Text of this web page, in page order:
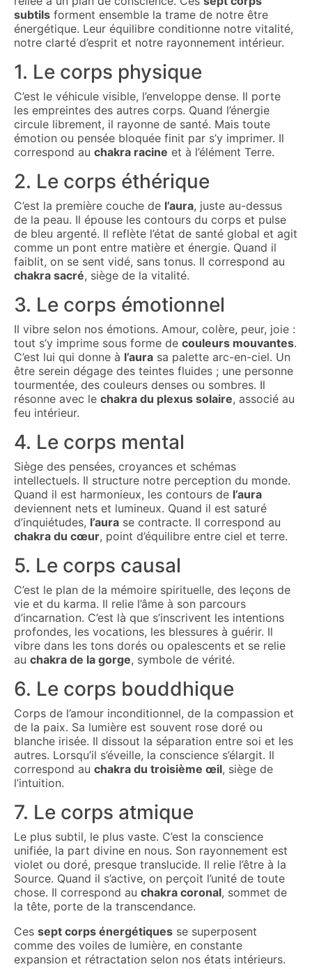
subtils forment ensemble la trame de notre être
énergétique. Leur équilibre conditionne notre vitalité,
notre clarté d’esprit et notre rayonnement intérieur.
1. Le corps physique
C’est le véhicule visible, l’enveloppe dense. Il porte
les empreintes des autres corps. Quand l’énergie
circule librement, il rayonne de santé. Mais toute
émotion ou pensée bloquée finit par s’y imprimer. Il
correspond au chakra racine et à l’élément Terre.
2. Le corps éthérique
C’est la première couche de l’aura, juste au-dessus
de la peau. Il épouse les contours du corps et pulse
de bleu argenté. Il reflète l’état de santé global et agit
comme un pont entre matière et énergie. Quand il
faiblit, on se sent vidé, sans tonus. Il correspond au
chakra sacré, siège de la vitalité.
3. Le corps émotionnel
Il vibre selon nos émotions. Amour, colère, peur, joie :
tout s’y imprime sous forme de couleurs mouvantes.
C’est lui qui donne à l’aura sa palette arc-en-ciel. Un
être serein dégage des teintes fluides ; une personne
tourmentée, des couleurs denses ou sombres. Il
résonne avec le chakra du plexus solaire, associé au
feu intérieur.
4. Le corps mental
Siège des pensées, croyances et schémas
intellectuels. Il structure notre perception du monde.
Quand il est harmonieux, les contours de l’aura
deviennent nets et lumineux. Quand il est saturé
d’inquiétudes, l’aura se contracte. Il correspond au
chakra du cœur, point d’équilibre entre ciel et terre.
5. Le corps causal
C’est le plan de la mémoire spirituelle, des leçons de
vie et du karma. Il relie l’âme à son parcours
d’incarnation. C’est là que s’inscrivent les intentions
profondes, les vocations, les blessures à guérir. Il
vibre dans les tons dorés ou opalescents et se relie
au chakra de la gorge, symbole de vérité.
6. Le corps bouddhique
Corps de l’amour inconditionnel, de la compassion et
de la paix. Sa lumière est souvent rose doré ou
blanche irisée. Il dissout la séparation entre soi et les
autres. Lorsqu’il s’éveille, la conscience s’élargit. Il
correspond au chakra du troisième œil, siège de
l’intuition.
7. Le corps atmique
Le plus subtil, le plus vaste. C’est la conscience
unifiée, la part divine en nous. Son rayonnement est
violet ou doré, presque translucide. Il relie l’être à la
Source. Quand il s’active, on perçoit l’unité de toute
chose. Il correspond au chakra coronal, sommet de
la tête, porte de la transcendance.
Ces sept corps énergétiques se superposent
comme des voiles de lumière, en constante
expansion et rétractation selon nos états intérieurs.